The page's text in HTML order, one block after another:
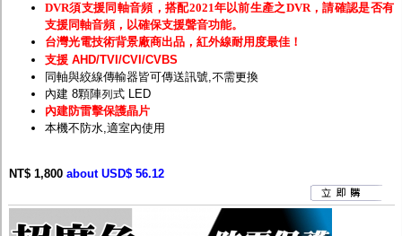
DVR須支援同軸音頻，搭配2021年以前生產之DVR，請確認是否有
支援同軸音頻，以確保支援聲音功能。
台灣光電技術背景廠商出品，紅外線耐用度最佳！
支援 AHD/TVI/CVI/CVBS
同軸與絞線傳輸器皆可傳送訊號,不需更換
內建 8顆陣列式 LED
內建防雷擊保護晶片
本機不防水,適室內使用
NT$ 1,800 about USD$ 56.12